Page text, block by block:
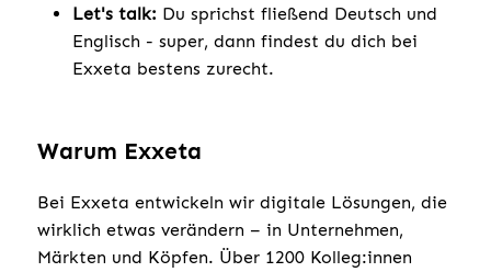
Let's talk: Du sprichst fließend Deutsch und
Englisch - super, dann findest du dich bei
Exxeta bestens zurecht.
Warum Exxeta
Bei Exxeta entwickeln wir digitale Lösungen, die
wirklich etwas verändern – in Unternehmen,
Märkten und Köpfen. Über 1200 Kolleg:innen